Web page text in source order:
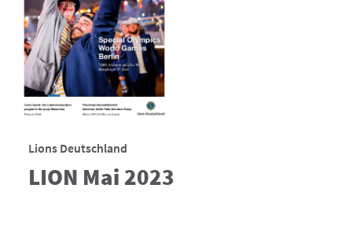
Lions Deutschland
LION Mai 2023